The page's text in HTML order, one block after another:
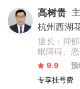
高树贵
杭州西湖
擅长：抑
眠障碍、
预防。
9.9 预
专享挂号费